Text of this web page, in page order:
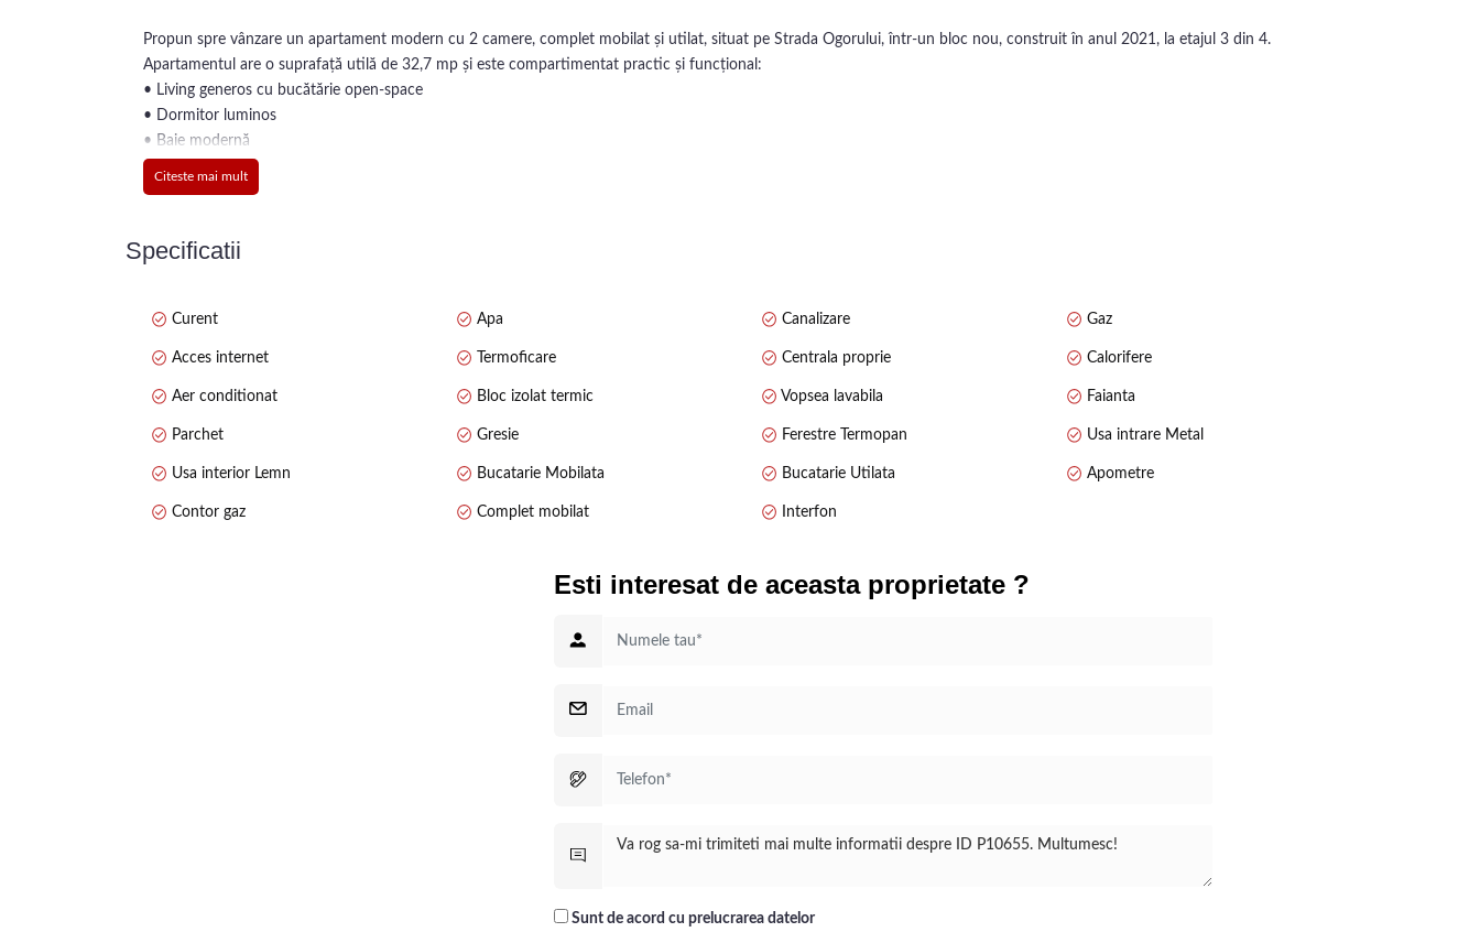
Propun spre vânzare un apartament modern cu 2 camere, complet mobilat și utilat, situat pe Strada Ogorului, într-un bloc nou, construit în anul 2021, la etajul 3 din 4.
Apartamentul are o suprafață utilă de 32,7 mp și este compartimentat practic și funcțional:
• Living generos cu bucătărie open-space
• Dormitor luminos
• Baie modernă
• Hol de acces
• Balcon perfect pentru relaxare
Loc de parcare inclus în preț – un avantaj important în zonă.
Apartamentul se află într-o zonă liniștită, dar foarte accesibilă, cu acces rapid către magazine, școli, mijloace de transport și autostradă.
Citeste mai mult
Specificatii
Curent Apa Canalizare Gaz
Acces internet Termoficare Centrala proprie Calorifere
Aer conditionat Bloc izolat termic Vopsea lavabila Faianta
Parchet Gresie Ferestre Termopan Usa intrare Metal
Usa interior Lemn Bucatarie Mobilata Bucatarie Utilata Apometre
Contor gaz Complet mobilat Interfon
Esti interesat de aceasta proprietate ?
Sunt de acord cu prelucrarea datelor